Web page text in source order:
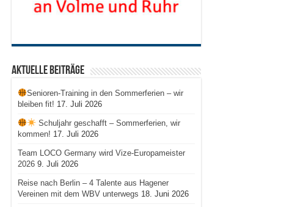
Aktuelle Beiträge
Senioren-Training in den Sommerferien – wir
bleiben fit! 17. Juli 2026
Schuljahr geschafft – Sommerferien, wir
kommen! 17. Juli 2026
Team LOCO Germany wird Vize-Europameister
2026 9. Juli 2026
Reise nach Berlin – 4 Talente aus Hagener
Vereinen mit dem WBV unterwegs 18. Juni 2026